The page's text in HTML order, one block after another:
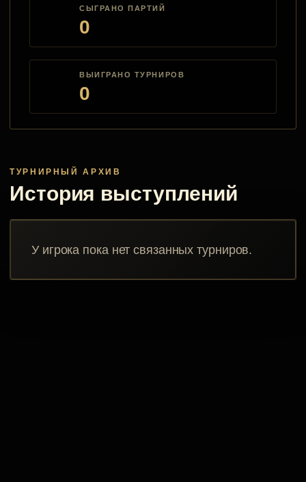
СЫГРАНО ПАРТИЙ
0
ВЫИГРАНО ТУРНИРОВ
0
ТУРНИРНЫЙ АРХИВ
История выступлений
У игрока пока нет связанных турниров.